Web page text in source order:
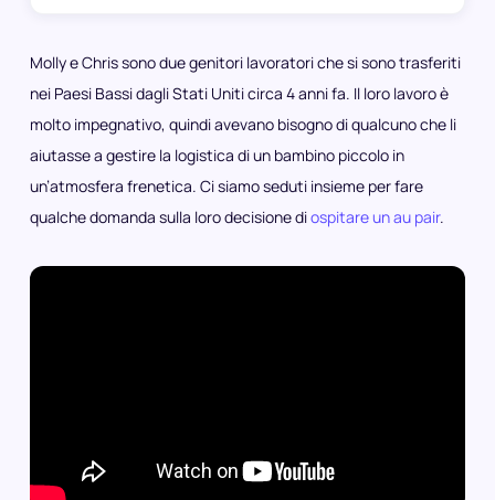
Molly e Chris sono due genitori lavoratori che si sono trasferiti
nei Paesi Bassi dagli Stati Uniti circa 4 anni fa. Il loro lavoro è
molto impegnativo, quindi avevano bisogno di qualcuno che li
aiutasse a gestire la logistica di un bambino piccolo in
un’atmosfera frenetica. Ci siamo seduti insieme per fare
qualche domanda sulla loro decisione diospitare un au pair.